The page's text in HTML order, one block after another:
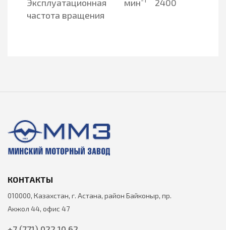
Эксплуатационная
частота вращения
мин 2400
КОНТАКТЫ
010000, Казахстан, г. Астана, район Байконыр, пр.
Акжол 44, офис 47